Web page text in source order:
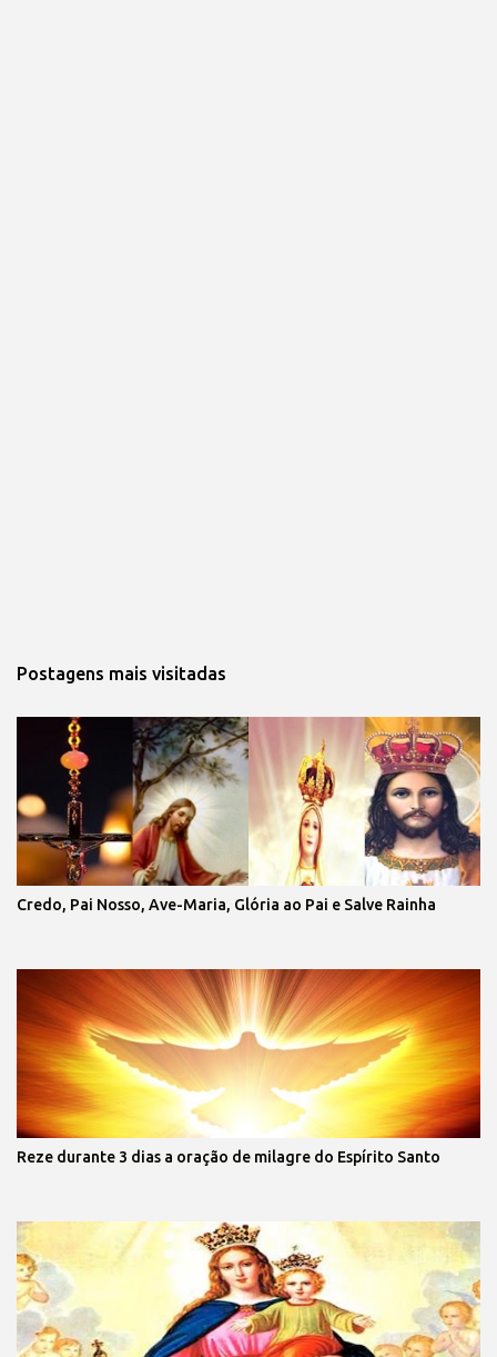
Postagens mais visitadas
Credo, Pai Nosso, Ave-Maria, Glória ao Pai e Salve Rainha
Reze durante 3 dias a oração de milagre do Espírito Santo